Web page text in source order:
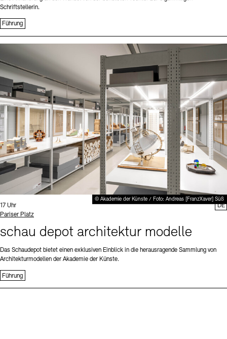
Schriftstellerin.
Führung
© Akademie der Künste / Foto: Andreas [FranzXaver] Süß
Uhrzeit:
17 Uhr
Standort
Pariser Platz
schau depot architektur modelle
Das Schaudepot bietet einen exklusiven Einblick in die herausragende Sammlung von
Architekturmodellen der Akademie der Künste.
Führung
DE